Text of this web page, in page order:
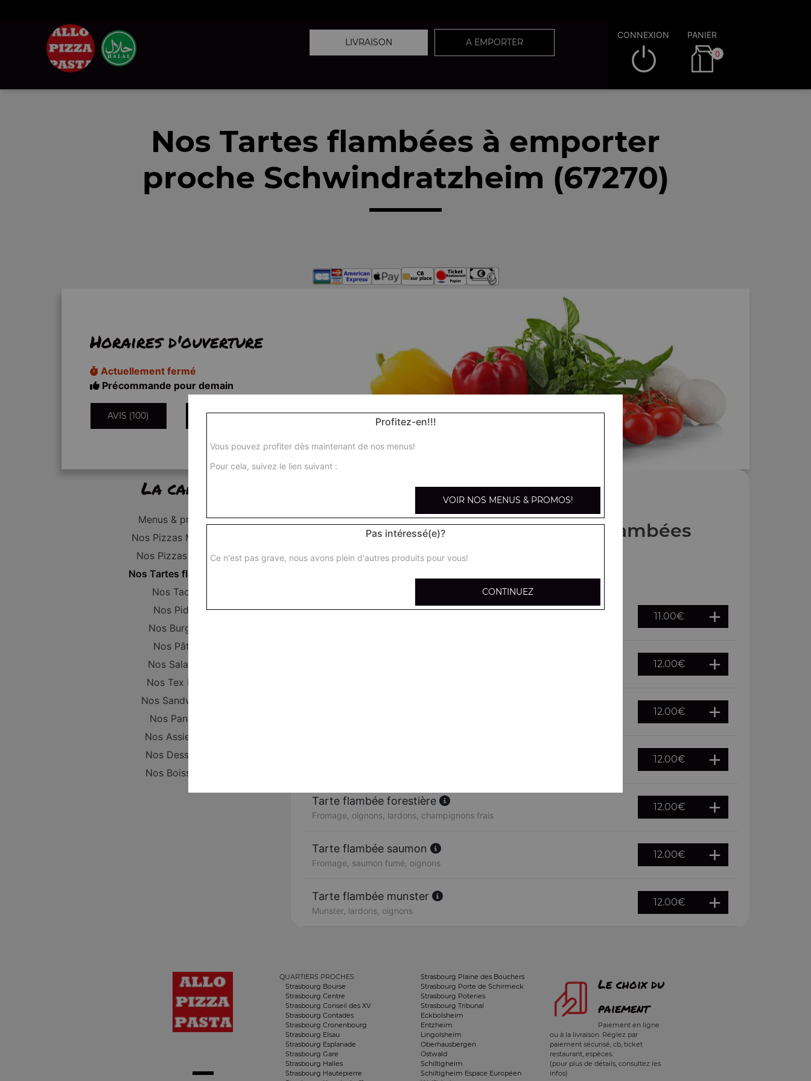
LIVRAISON A EMPORTER
CONNEXION PANIER
0
Nos Tartes flambées à emporter
proche Schwindratzheim (67270)
Horaires d'ouverture
Actuellement fermé
Précommande pour demain
AVIS (100) INFORMATIONS
La carte
Menus & promos
Nos Pizzas Médium
Nos Pizzas Large
Nos Tartes flambées
Nos Tacos
Nos Pides
Nos Burgers
Nos Pâtes
Nos Salades
Nos Tex Mex
Nos Sandwichs
Nos Paninis
Nos Assiettes
Nos Desserts
Nos Boissons
Nos Tartes flambées
Tarte flambée nature 11.00€
12.00€
12.00€
12.00€
Tarte flambée forestière
Fromage, oignons, lardons, champignons frais
12.00€
Tarte flambée saumon
Fromage, saumon fumé, oignons
12.00€
Tarte flambée munster
Munster, lardons, oignons
12.00€
QUARTIERS PROCHES
Strasbourg Bourse
Strasbourg Centre
Strasbourg Conseil des XV
Strasbourg Contades
Strasbourg Cronenbourg
Strasbourg Elsau
Strasbourg Esplanade
Strasbourg Gare
Strasbourg Halles
Strasbourg Hautepierre
Strasbourg Plaine des Bouchers
Strasbourg Porte de Schirmeck
Strasbourg Poteries
Strasbourg Tribunal
Eckbolsheim
Entzheim
Lingolsheim
Oberhausbergen
Ostwald
Schiltigheim
Schiltigheim Espace Européen
Le choix du
paiement
Paiement en ligne
ou à la livraison. Réglez par
paiement sécurisé, cb, ticket
restaurant, espèces.
(pour plus de détails, consultez les
infos)
Profitez-en!!!
Vous pouvez profiter dès maintenant de nos menus!
Pour cela, suivez le lien suivant :
VOIR NOS MENUS & PROMOS!
Pas intéressé(e)?
Ce n'est pas grave, nous avons plein d'autres produits pour vous!
CONTINUEZ